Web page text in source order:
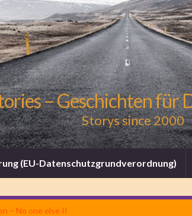
– Geschichten für
Storys since 2000
(EU-Datenschutzgrundverordnung)
– No one else II